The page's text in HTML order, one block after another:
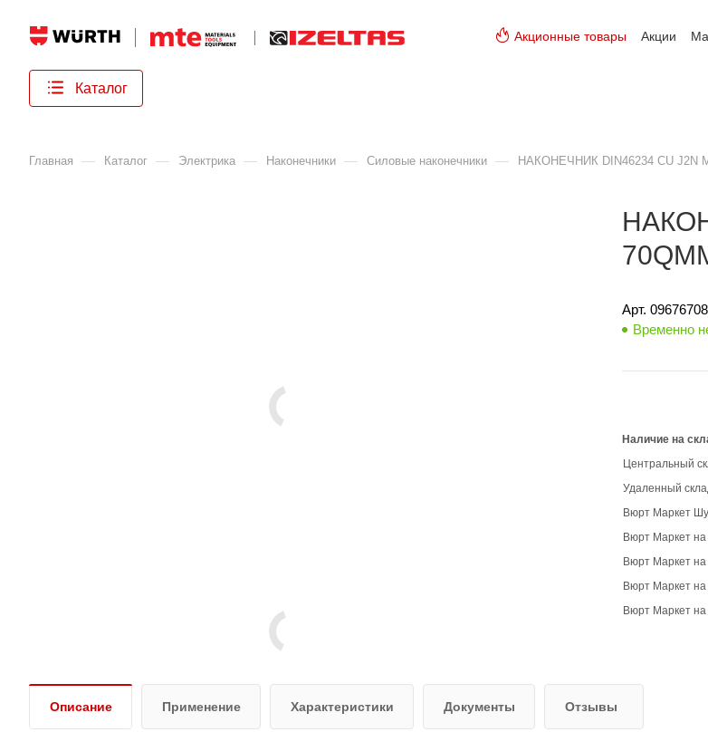
Акционные товары Акции
Каталог
Главная
— Каталог — Электрика — Наконечники — Cиловые наконечники — НАКОНЕЧНИК DIN46234 CU J2N
Арт. 09676708
Временно
Наличие на
Центральный
Удаленный
Вюрт Маркет
Вюрт Маркет
Вюрт Маркет
Вюрт Маркет
Вюрт Маркет
Описание Применение Характеристики Документы Отзывы